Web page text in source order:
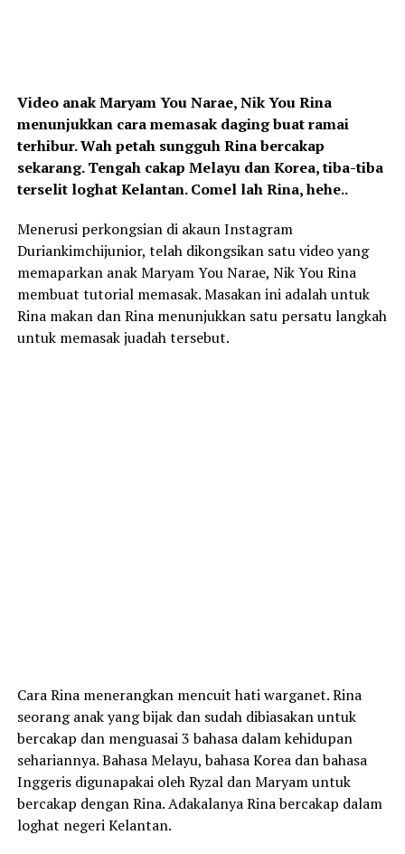
Video anak Maryam You Narae, Nik You Rina
menunjukkan cara memasak daging buat ramai
terhibur. Wah petah sungguh Rina bercakap
sekarang. Tengah cakap Melayu dan Korea, tiba-tiba
terselit loghat Kelantan. Comel lah Rina, hehe..
Menerusi perkongsian di akaun Instagram
Duriankimchijunior, telah dikongsikan satu video yang
memaparkan anak Maryam You Narae, Nik You Rina
membuat tutorial memasak. Masakan ini adalah untuk
Rina makan dan Rina menunjukkan satu persatu langkah
untuk memasak juadah tersebut.
Cara Rina menerangkan mencuit hati warganet. Rina
seorang anak yang bijak dan sudah dibiasakan untuk
bercakap dan menguasai 3 bahasa dalam kehidupan
sehariannya. Bahasa Melayu, bahasa Korea dan bahasa
Inggeris digunapakai oleh Ryzal dan Maryam untuk
bercakap dengan Rina. Adakalanya Rina bercakap dalam
loghat negeri Kelantan.